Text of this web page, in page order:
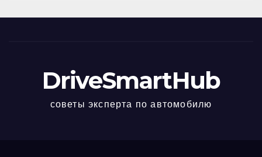
DriveSmartHub
советы эксперта по автомобилю